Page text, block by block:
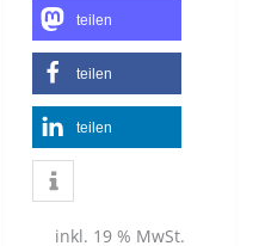
teilen
teilen
teilen
inkl. 19 % MwSt.